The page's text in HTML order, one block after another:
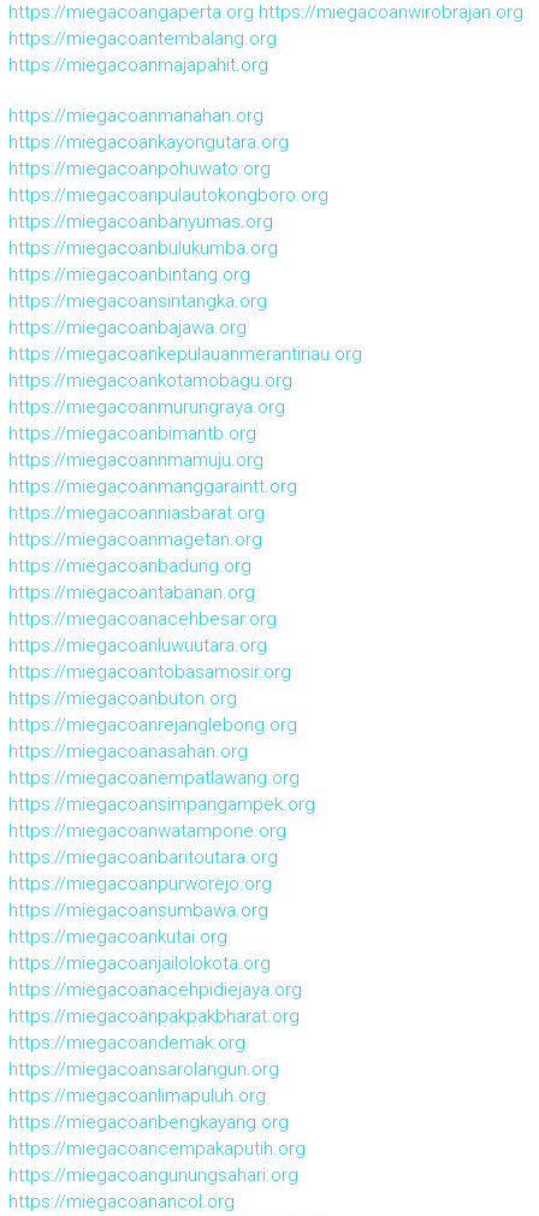
https://miegacoangaperta.org https://miegacoanwirobrajan.org
https://miegacoantembalang.org
https://miegacoanmajapahit.org
https://miegacoanmanahan.org
https://miegacoankayongutara.org
https://miegacoanpohuwato.org
https://miegacoanpulautokongboro.org
https://miegacoanbanyumas.org
https://miegacoanbulukumba.org
https://miegacoanbintang.org
https://miegacoansintangka.org
https://miegacoanbajawa.org
https://miegacoankepulauanmerantiriau.org
https://miegacoankotamobagu.org
https://miegacoanmurungraya.org
https://miegacoanbimantb.org
https://miegacoannmamuju.org
https://miegacoanmanggaraintt.org
https://miegacoanniasbarat.org
https://miegacoanmagetan.org
https://miegacoanbadung.org
https://miegacoantabanan.org
https://miegacoanacehbesar.org
https://miegacoanluwuutara.org
https://miegacoantobasamosir.org
https://miegacoanbuton.org
https://miegacoanrejanglebong.org
https://miegacoanasahan.org
https://miegacoanempatlawang.org
https://miegacoansimpangampek.org
https://miegacoanwatampone.org
https://miegacoanbaritoutara.org
https://miegacoanpurworejo.org
https://miegacoansumbawa.org
https://miegacoankutai.org
https://miegacoanjailolokota.org
https://miegacoanacehpidiejaya.org
https://miegacoanpakpakbharat.org
https://miegacoandemak.org
https://miegacoansarolangun.org
https://miegacoanlimapuluh.org
https://miegacoanbengkayang.org
https://miegacoancempakaputih.org
https://miegacoangunungsahari.org
https://miegacoanancol.org